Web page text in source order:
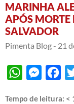
MARINHA
APÓS
SALVADOR
Pimenta Blog - 21
WhatsApp
Tempo de leitura: <